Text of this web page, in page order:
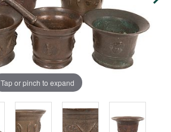
Tap or pinch to expand